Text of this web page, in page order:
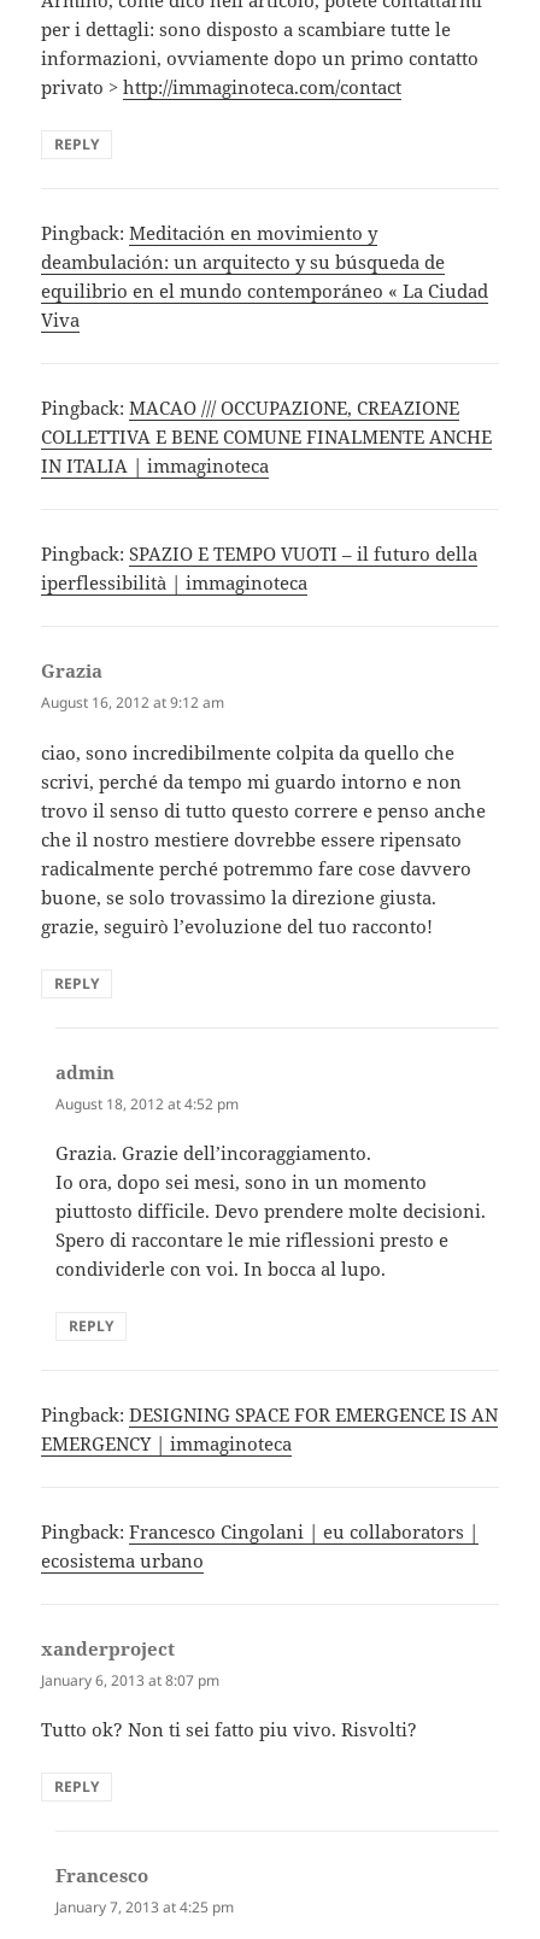
per i dettagli: sono disposto a scambiare tutte le
informazioni, ovviamente dopo un primo contatto
privato >http://immaginoteca.com/contact
REPLY
Pingback:Meditación en movimiento y
deambulación: un arquitecto y su búsqueda de
equilibrio en el mundo contemporáneo « La Ciudad
Viva
Pingback:MACAO /// OCCUPAZIONE, CREAZIONE
COLLETTIVA E BENE COMUNE FINALMENTE ANCHE
IN ITALIA | immaginoteca
Pingback:SPAZIO E TEMPO VUOTI – il futuro della
iperflessibilità | immaginoteca
Grazia
August 16, 2012 at 9:12 am
ciao, sono incredibilmente colpita da quello che
scrivi, perché da tempo mi guardo intorno e non
trovo il senso di tutto questo correre e penso anche
che il nostro mestiere dovrebbe essere ripensato
radicalmente perché potremmo fare cose davvero
buone, se solo trovassimo la direzione giusta.
grazie, seguirò l’evoluzione del tuo racconto!
REPLY
admin
August 18, 2012 at 4:52 pm
Grazia. Grazie dell’incoraggiamento.
Io ora, dopo sei mesi, sono in un momento
piuttosto difficile. Devo prendere molte decisioni.
Spero di raccontare le mie riflessioni presto e
condividerle con voi. In bocca al lupo.
REPLY
Pingback:DESIGNING SPACE FOR EMERGENCE IS AN
EMERGENCY | immaginoteca
Pingback:Francesco Cingolani | eu collaborators |
ecosistema urbano
xanderproject
January 6, 2013 at 8:07 pm
Tutto ok? Non ti sei fatto piu vivo. Risvolti?
REPLY
Francesco
January 7, 2013 at 4:25 pm